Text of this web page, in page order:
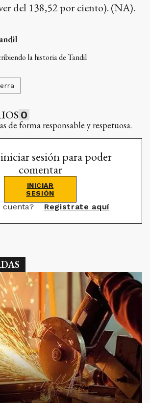
del 138,52 por ciento). (NA).
la historia de Tandil
0
de forma responsable y respetuosa.
sesión para poder
comentar
INICIAR
SESIÓN
cuenta? Registrate aquí